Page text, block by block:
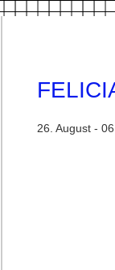
26. August -